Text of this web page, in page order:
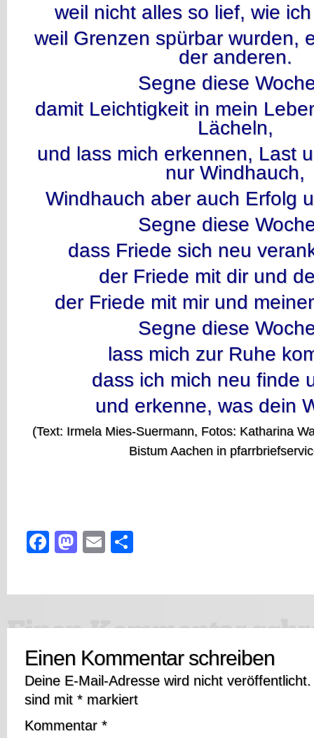
weil nicht alles so lief, wie
weil Grenzen spürbar wurden,
der anderen.
Segne diese
damit Leichtigkeit in mein
Lächeln,
und lass mich erkennen, Last
nur Windhauch,
Windhauch aber auch Erfolg
Segne diese
dass Friede sich neu
der Friede mit dir und
der Friede mit mir und
Segne diese
lass mich zur Ruhe
dass ich mich neu finde
und erkenne, was dein
(Text: Irmela Mies-Suermann, Fotos: Katharina
Bistum Aachen in
Facebook
Mastodon
Email
Einen Kommentar schreiben
Deine E-Mail-Adresse wird nicht veröffentlicht.
sind mit * markiert
Kommentar *